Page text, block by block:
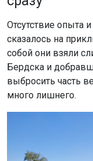
Ненужными
прочие детали на
довёз с собой до
избавились